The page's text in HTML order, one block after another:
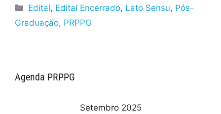
Edital, Edital Encerrado, Lato Sensu, Pós-
Graduação, PRPPG
Agenda PRPPG
Setembro 2025